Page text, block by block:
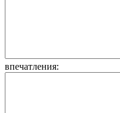
впечатления: